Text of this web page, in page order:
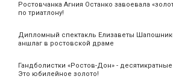
Ростовчанка Агния Останко завоевала
по триатлону!
Дипломный спектакль Елизаветы
аншлаг в ростовской драме
Гандболистки «Ростов-Дон» -
Это юбилейное золото!